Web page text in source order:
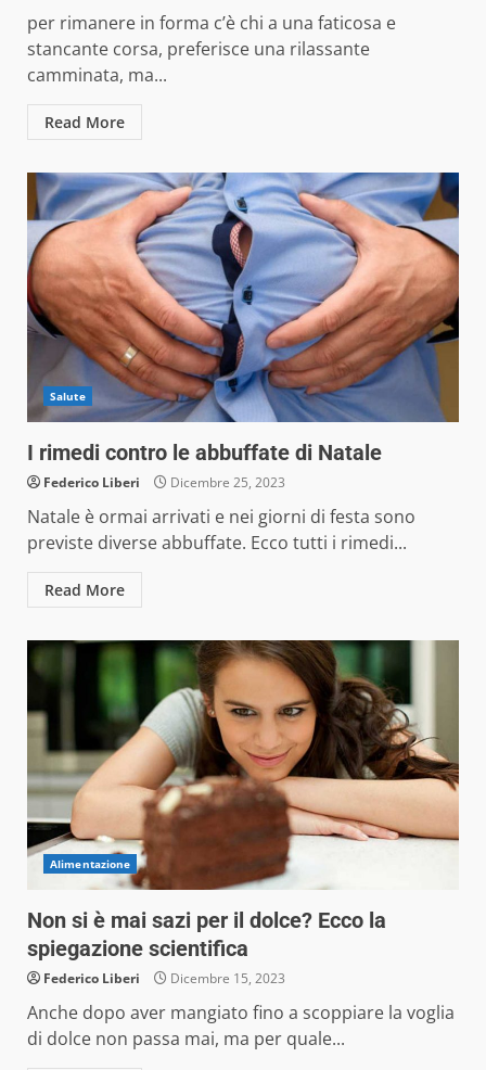
per rimanere in forma c’è chi a una faticosa e
stancante corsa, preferisce una rilassante
camminata, ma...
Read More
Salute
I rimedi contro le abbuffate di Natale
Federico Liberi Dicembre 25, 2023
Natale è ormai arrivati e nei giorni di festa sono
previste diverse abbuffate. Ecco tutti i rimedi...
Read More
Alimentazione
Non si è mai sazi per il dolce? Ecco la
spiegazione scientifica
Federico Liberi Dicembre 15, 2023
Anche dopo aver mangiato fino a scoppiare la voglia
di dolce non passa mai, ma per quale...